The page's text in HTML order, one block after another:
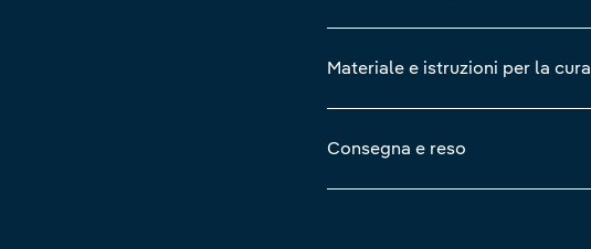
Materiale e istruzioni per la cura
Consegna e reso